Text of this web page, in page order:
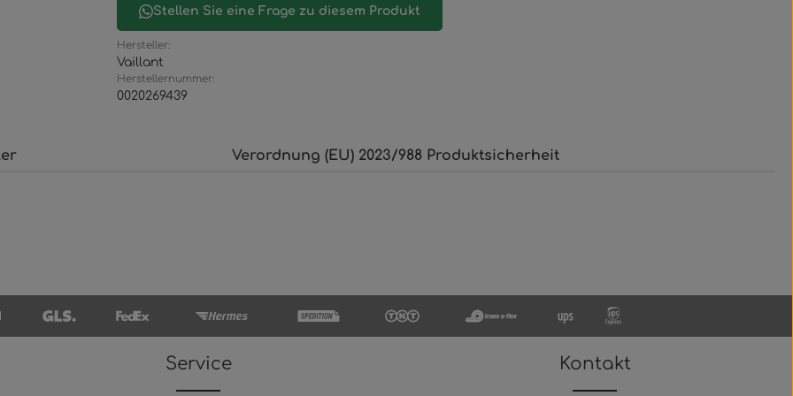
Stellen Sie eine Frage zu diesem Produkt
Hersteller:
Vaillant
Herstellernummer:
0020269439
Verordnung (EU) 2023/988 Produktsicherheit
Service Kontakt